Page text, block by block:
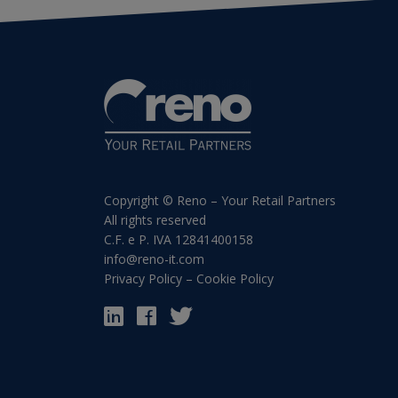
Copyright © Reno – Your Retail Partners
All rights reserved
C.F. e P. IVA 12841400158
info@reno-it.com
Privacy Policy – Cookie Policy